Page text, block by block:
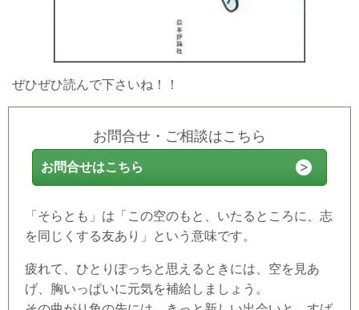
ぜひぜひ読んで下さいね！！
お問合せ・ご相談はこちら
お問合せはこちら
「そらとも」は「この空のもと、いたるところに、志
を同じくする友あり」という意味です。
疲れて、ひとりぽっちと思えるときには、空を見あ
げ、胸いっぱいに元気を補給しましょう。